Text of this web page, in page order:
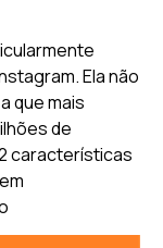
Ela não
que mais
de
características